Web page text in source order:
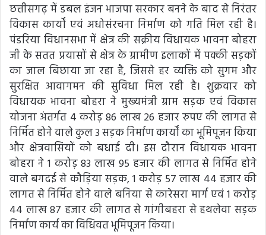
छत्तीसगढ़ में डबल इंजन भाजपा सरकार बनने के बाद से निरंतर
विकास कार्यों एवं अधोसंरचना निर्माण को गति मिल रही है।
पंडरिया विधानसभा में क्षेत्र की सक्रीय विधायक भावना बोहरा
जी के सतत प्रयासों से क्षेत्र के ग्रामीण इलाकों में पक्की सड़कों
का जाल बिछाया जा रहा है, जिससे हर व्यक्ति को सुगम और
सुरक्षित आवागमन की सुविधा मिल रही है। शुक्रवार को
विधायक भावना बोहरा ने मुख्यमंत्री ग्राम सड़क एवं विकास
योजना अंतर्गत 4 करोड़ 86 लाख 26 हजार रुपए की लागत से
निर्मित होने वाले कुल 3 सड़क निर्माण कार्यों का भूमिपूजन किया
और क्षेत्रवासियों को बधाई दी। इस दौरान विधायक भावना
बोहरा ने 1 करोड़ 83 लाख 95 हजार की लागत से निर्मित होने
वाले बगदई से कौड़िया सड़क, 1 करोड़ 57 लाख 44 हजार की
लागत से निर्मित होने वाले बनिया से कारेसरा मार्ग एवं 1 करोड़
44 लाख 87 हजार की लागत से गांगीबहरा से हथलेवा सड़क
निर्माण कार्य का विधिवत भूमिपूजन किया।